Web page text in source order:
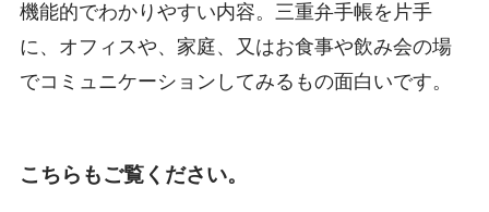
機能的でわかりやすい内容。三重弁手帳を片手
に、オフィスや、家庭、又はお食事や飲み会の場
でコミュニケーションしてみるもの面白いです。
こちらもご覧ください。